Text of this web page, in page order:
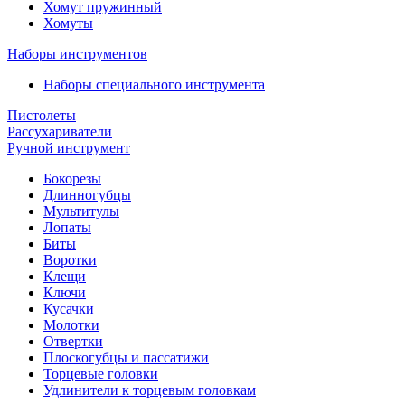
Хомут пружинный
Хомуты
Наборы инструментов
Наборы специального инструмента
Пистолеты
Рассухариватели
Ручной инструмент
Бокорезы
Длинногубцы
Мультитулы
Лопаты
Биты
Воротки
Клещи
Ключи
Кусачки
Молотки
Отвертки
Плоскогубцы и пассатижи
Торцевые головки
Удлинители к торцевым головкам